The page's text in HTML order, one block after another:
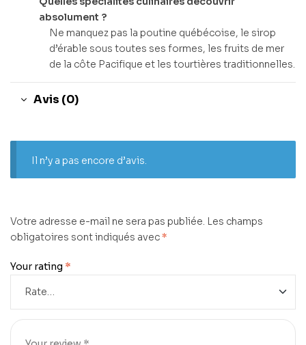
absolument ?
Ne manquez pas la poutine québécoise, le sirop
d’érable sous toutes ses formes, les fruits de mer
de la côte Pacifique et les tourtières traditionnelles.
Avis (0)
Il n’y a pas encore d’avis.
Votre adresse e-mail ne sera pas publiée. Les champs
obligatoires sont indiqués avec*
Your rating *